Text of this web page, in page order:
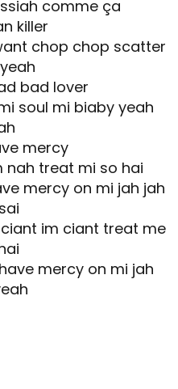
comme ça
killer
chop chop scatter
bad lover
soul mi biaby yeah
mercy
nah treat mi so hai
mercy on mi jah jah
im ciant treat me
mercy on mi jah